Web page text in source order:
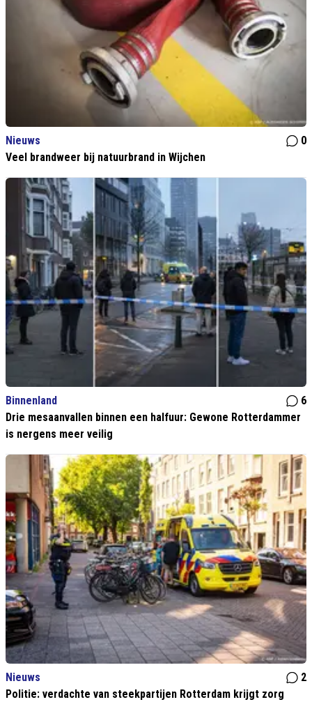
Nieuws
0
Veel brandweer bij natuurbrand in Wijchen
Binnenland
6
Drie mesaanvallen binnen een halfuur: Gewone Rotterdammer
is nergens meer veilig
Nieuws
2
Politie: verdachte van steekpartijen Rotterdam krijgt zorg